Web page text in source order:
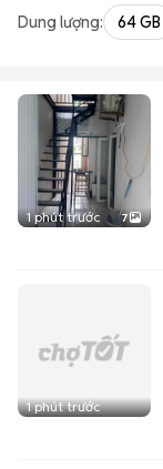
Dung lượng: 64 GB
1 phút trước 7
1 phút trước